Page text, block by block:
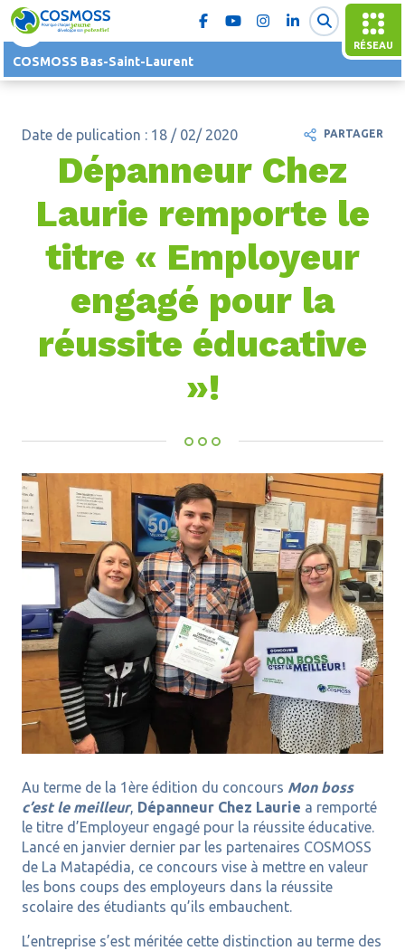
RÉSEAU
COSMOSS Bas-Saint-Laurent
Date de pulication : 18 / 02/ 2020
Dépanneur Chez
Laurie remporte le
titre « Employeur
engagé pour la
réussite éducative
»!
Au terme de la 1ère édition du concours Mon boss
c’est le meilleur, Dépanneur Chez Laurie a remporté
le titre d’Employeur engagé pour la réussite éducative.
Lancé en janvier dernier par les partenaires COSMOSS
de La Matapédia, ce concours vise à mettre en valeur
les bons coups des employeurs dans la réussite
scolaire des étudiants qu’ils embauchent.
L’entreprise s’est méritée cette distinction au terme des
PARTAGER